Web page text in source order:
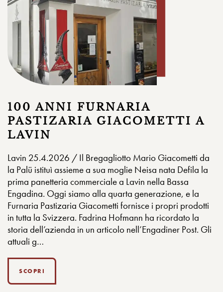
100 ANNI FURNARIA
PASTIZARIA GIACOMETTI A
LAVIN
Lavin 25.4.2026 / Il Bregagliotto Mario Giacometti da
la Palü istituì assieme a sua moglie Neisa nata Defila la
prima panetteria commerciale a Lavin nella Bassa
Engadina. Oggi siamo alla quarta generazione, e la
Furnaria Pastizaria Giacometti fornisce i propri prodotti
in tutta la Svizzera. Fadrina Hofmann ha ricordato la
storia dell’azienda in un articolo nell’Engadiner Post. Gli
attuali g…
SCOPRI